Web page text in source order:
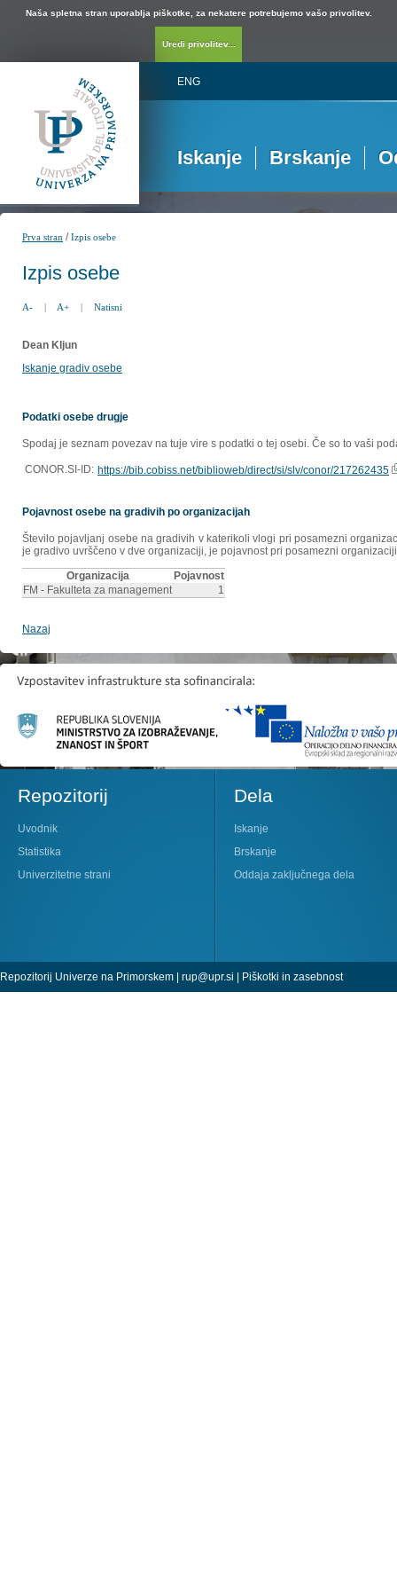
Naša spletna stran uporablja piškotke, za nekatere potrebujemo vašo privolitev.
Uredi privolitev...
ENG
Iskanje Brskanje
Prva stran /Izpis osebe
Izpis osebe
A- | A+ | Natisni
Dean Kljun
Iskanje gradiv osebe
Podatki osebe drugje
Spodaj je seznam povezav na tuje vire s podatki o tej osebi. Če so to vaši
CONOR.SI-ID: https://bib.cobiss.net/biblioweb/direct/si/slv/conor/217262435
Pojavnost osebe na gradivih po organizacijah
Število pojavljanj osebe na gradivih v katerikoli vlogi pri posamezni
je gradivo uvrščeno v dve organizaciji, je pojavnost pri posamezni
Organizacija
Pojavnost
FM - Fakulteta za management
1
Nazaj
Repozitorij
Uvodnik
Statistika
Univerzitetne strani
Dela
Iskanje
Brskanje
Oddaja zaključnega dela
Repozitorij Univerze na Primorskem | rup@upr.si Piškotki in zasebnost